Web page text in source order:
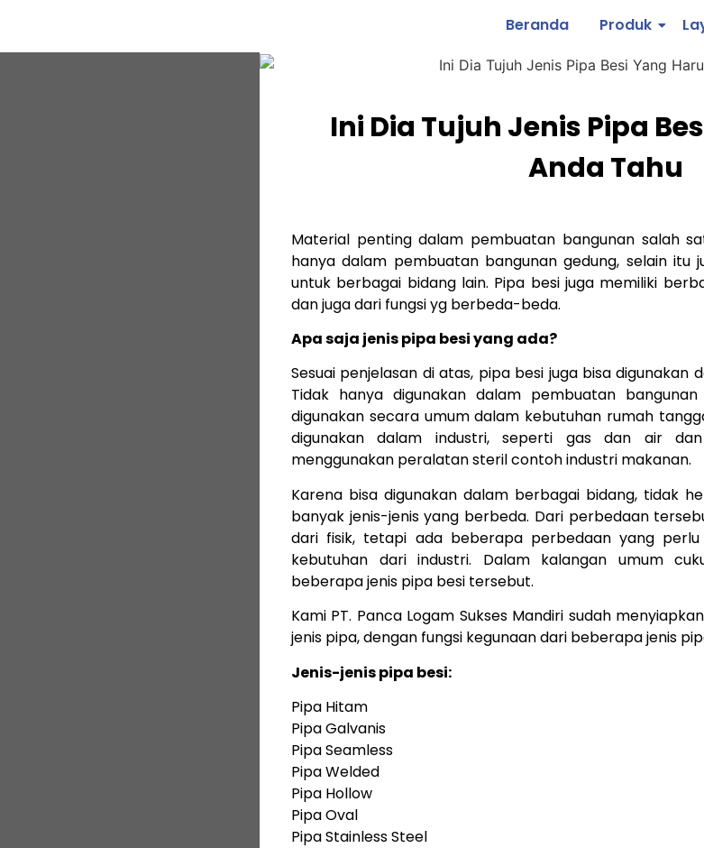
Beranda Produk
Ini Dia Tujuh Jenis Pipa
Anda Tahu
Material penting dalam pembuatan bangunan salah
hanya dalam pembuatan bangunan gedung, selain itu
untuk berbagai bidang lain. Pipa besi juga memiliki
dan juga dari fungsi yg berbeda-beda.
Apa saja jenis pipa besi yang ada?
Sesuai penjelasan di atas, pipa besi juga bisa digunakan
Tidak hanya digunakan dalam pembuatan
digunakan secara umum dalam kebutuhan rumah
digunakan dalam industri, seperti gas dan air
menggunakan peralatan steril contoh industri makanan.
Karena bisa digunakan dalam berbagai bidang, tidak
banyak jenis-jenis yang berbeda. Dari perbedaan
dari fisik, tetapi ada beberapa perbedaan yang
kebutuhan dari industri. Dalam kalangan umum
beberapa jenis pipa besi tersebut.
Kami PT. Panca Logam Sukses Mandiri sudah
jenis pipa, dengan fungsi kegunaan dari beberapa jenis
Jenis-jenis pipa besi:
Pipa Hitam
Pipa Galvanis
Pipa Seamless
Pipa Welded
Pipa Hollow
Pipa Oval
Pipa Stainless Steel